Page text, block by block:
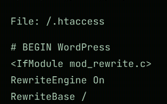
File: /.htaccess
# BEGIN WordPress
<IfModule mod_rewrite.c>
RewriteEngine On
RewriteBase /